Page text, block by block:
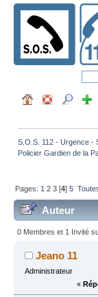
S.O.S. 112 - Urgence -
Policier Gardien de la
Pages: 1 2 3 [4]5
Auteur
la Paix (GPx) ...
(Lu 220328 fois)
0 Membres et 1 Invité
Jeano 11
Administrateur
«